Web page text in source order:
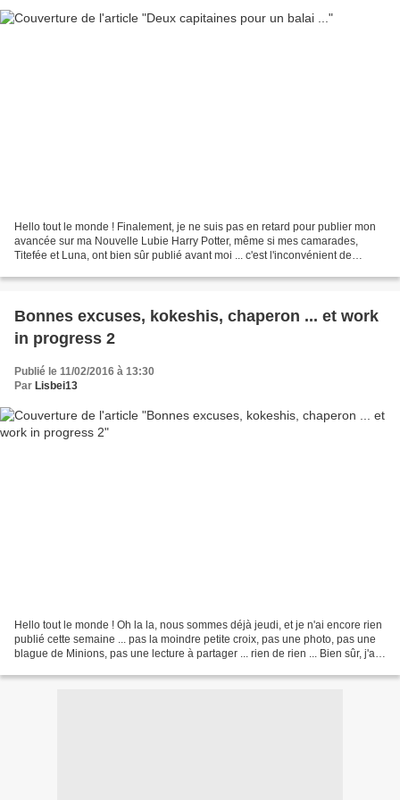
Hello tout le monde ! Finalement, je ne suis pas en retard pour publier mon
avancée sur ma Nouvelle Lubie Harry Potter, même si mes camarades,
Titefée et Luna, ont bien sûr publié avant moi ... c'est l'inconvénient de
Bonnes excuses, kokeshis, chaperon ... et work
in progress 2
Publié le 11/02/2016 à 13:30
Par Lisbei13
Hello tout le monde ! Oh la la, nous sommes déjà jeudi, et je n'ai encore rien
publié cette semaine ... pas la moindre petite croix, pas une photo, pas une
blague de Minions, pas une lecture à partager ... rien de rien ... Bien sûr, j'ai